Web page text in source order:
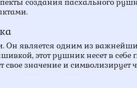
создания пасхального
Он является одним из
этот рушник несет в себе
значение и символизирует